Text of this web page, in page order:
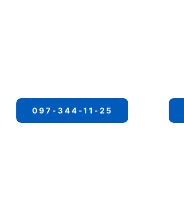
097-344-11-25